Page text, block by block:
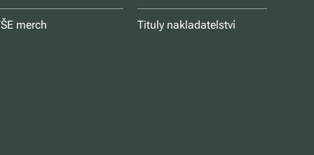
merch Tituly nakladatelství